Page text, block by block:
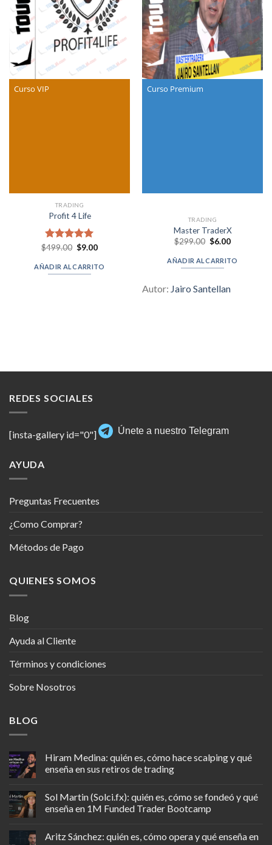
Curso VIP
TRADING
Profit 4 Life
Valorado en
$499.00 Original
was:
$499.00.
$9.00Current
is:
$9.00.
AÑADIR AL CARRITO
Curso Premium
TRADING
Master TraderX
$299.00 Original
was:
$299.00.
$6.00Current
is:
$6.00.
AÑADIR AL CARRITO
Autor: Jairo Santellan
REDES SOCIALES
[insta-gallery id="0"] Únete a nuestro Telegram
AYUDA
Preguntas Frecuentes
¿Como Comprar?
Métodos de Pago
QUIENES SOMOS
Blog
Ayuda al Cliente
Términos y condiciones
Sobre Nosotros
BLOG
Hiram Medina: quién es, cómo hace scalping y qué
enseña en sus retiros de trading
Sol Martin (Solci.fx): quién es, cómo se fondeó y qué
enseña en 1M Funded Trader Bootcamp
Aritz Sánchez: quién es, cómo opera y qué enseña en